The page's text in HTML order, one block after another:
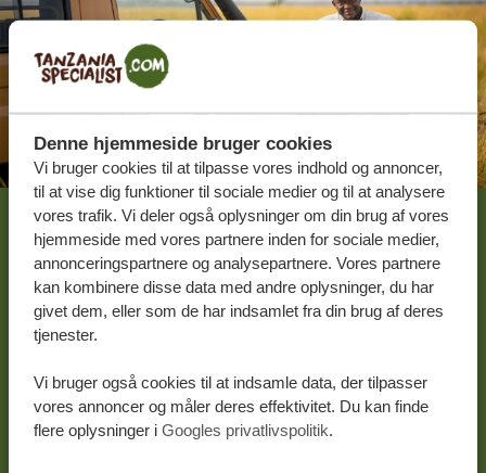
Denne hjemmeside bruger cookies
Vi bruger cookies til at tilpasse vores indhold og annoncer,
til at vise dig funktioner til sociale medier og til at analysere
vores trafik. Vi deler også oplysninger om din brug af vores
hjemmeside med vores partnere inden for sociale medier,
annonceringspartnere og analysepartnere. Vores partnere
kan kombinere disse data med andre oplysninger, du har
givet dem, eller som de har indsamlet fra din brug af deres
tjenester.
Vi bruger også cookies til at indsamle data, der tilpasser
vores annoncer og måler deres effektivitet. Du kan finde
flere oplysninger i Googles privatlivspolitik.
Lad os skabe din
skræddersyede rejse
FÅ ET GRATIS OG UFORPLIGTENDE TILBUD
DIN DRØMMEREJSE VENTER – START